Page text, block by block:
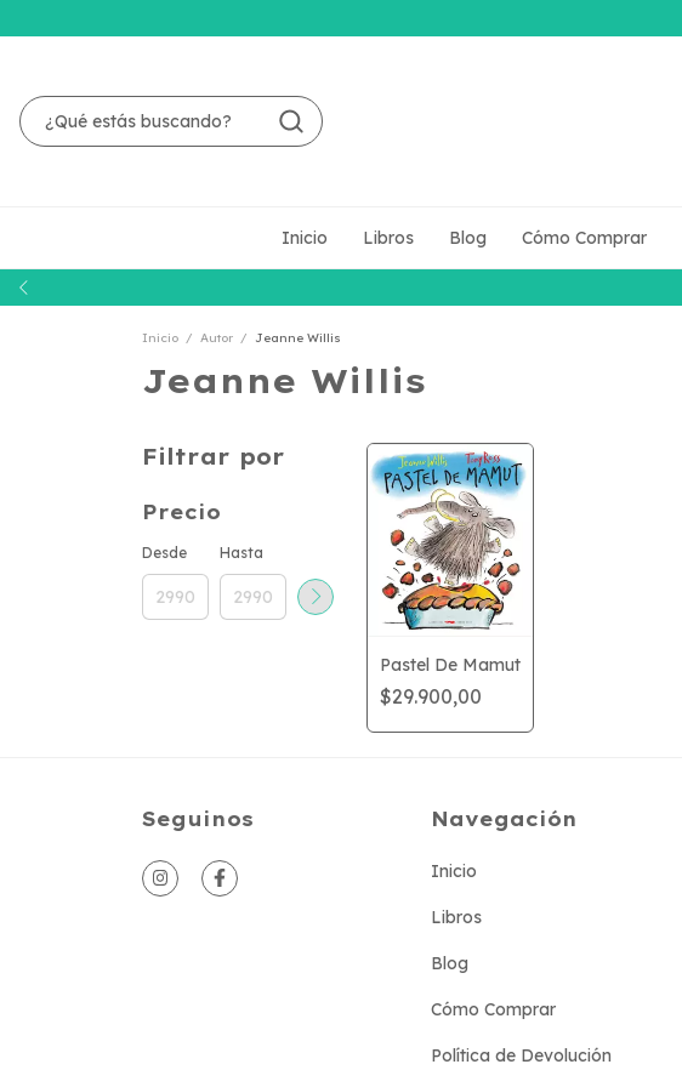
Inicio Libros Blog Cómo Comprar
Inicio / Autor / Jeanne Willis
Jeanne Willis
Filtrar por
Precio
Desde Hasta
Pastel De Mamut
$29.900,00
Seguinos Navegación
Inicio
Libros
Blog
Cómo Comprar
Política de Devolución